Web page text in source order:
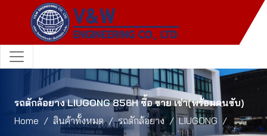
รถตักล้อยาง LIUGONG 856H ซื้อ ขาย เช่า(พร้อมคนขับ)
Home
สินค้าทั้งหมด รถตักล้อยาง LIUGONG